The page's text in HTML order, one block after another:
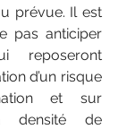
prévue. Il est
pas anticiper
reposeront
d’un risque
et sur
densité de